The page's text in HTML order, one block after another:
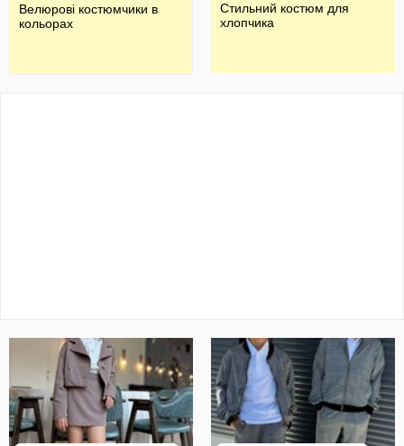
Велюрові костюмчики в
кольорах
Стильний костюм для
хлопчика